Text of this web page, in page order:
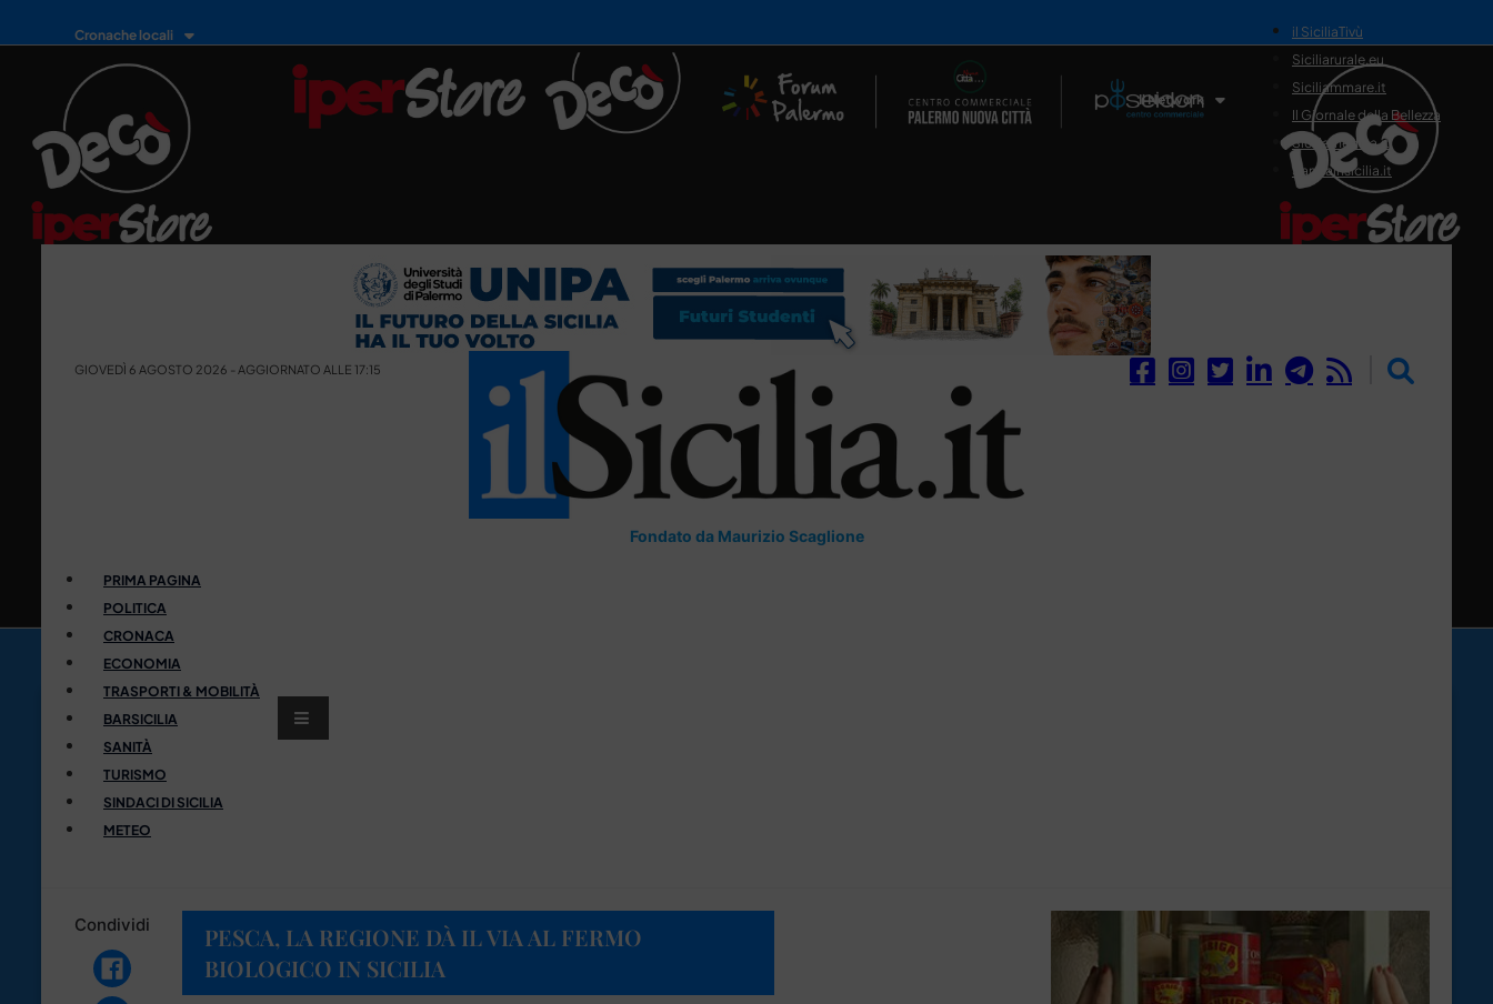
Cronache locali
Il Network
il SiciliaTivù
Siciliarurale.eu
Siciliammare.it
Il Giornale della Bellezza
Siciliamedica.it
Sanitainsicilia.it
GIOVEDÌ 6 AGOSTO 2026 - AGGIORNATO ALLE 17:15
Fondato da Maurizio Scaglione
PRIMA PAGINA
POLITICA
CRONACA
ECONOMIA
TRASPORTI & MOBILITÀ
BARSICILIA
SANITÀ
TURISMO
SINDACI DI SICILIA
METEO
Condividi
PESCA, LA REGIONE DÀ IL VIA AL FERMO
BIOLOGICO IN SICILIA